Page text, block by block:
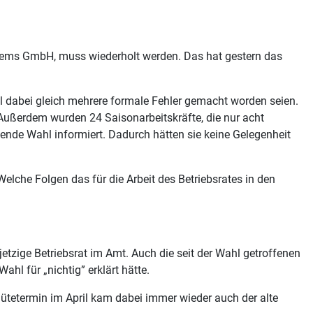
GmbH, muss wiederholt werden. Das hat gestern das
gleich mehrere formale Fehler gemacht worden seien.
wurden 24 Saisonarbeitskräfte, die nur acht
Wahl informiert. Dadurch hätten sie keine Gelegenheit
Folgen das für die Arbeit des Betriebsrates in den
Betriebsrat im Amt. Auch die seit der Wahl getroffenen
für „nichtig” erklärt hätte.
im April kam dabei immer wieder auch der alte